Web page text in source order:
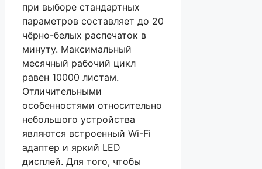
при выборе стандартных
параметров составляет до 20
чёрно-белых распечаток в
минуту. Максимальный
месячный рабочий цикл
равен 10000 листам.
Отличительными
особенностями относительно
небольшого устройства
являются встроенный Wi-Fi
адаптер и яркий LED
дисплей. Для того, чтобы